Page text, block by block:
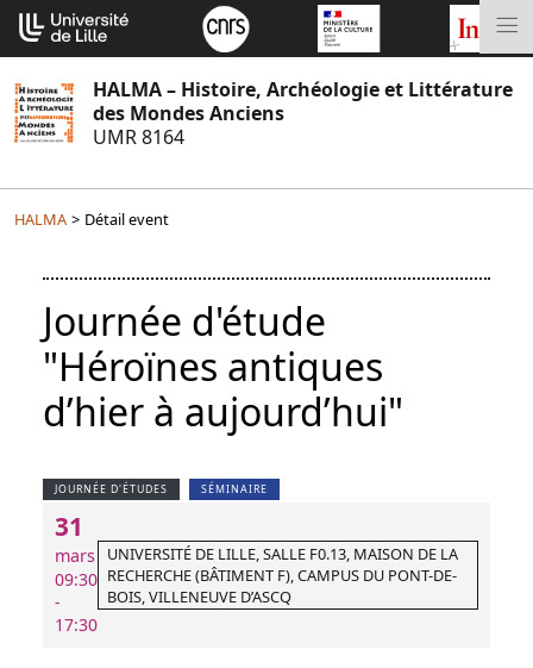
Aller
au
contenu
HALMA – Histoire, Archéologie et Littérature
des Mondes Anciens
UMR 8164
HALMA > Détail event
Journée d'étude
"Héroïnes antiques
d’hier à aujourd’hui"
JOURNÉE D'ÉTUDES SÉMINAIRE
31
mars
09:30
-
17:30
UNIVERSITÉ DE LILLE, SALLE F0.13, MAISON DE LA
RECHERCHE (BÂTIMENT F), CAMPUS DU PONT-DE-
BOIS, VILLENEUVE D’ASCQ
Cookies management panel